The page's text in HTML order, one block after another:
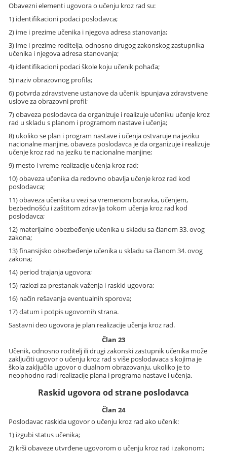
Obavezni elementi ugovora o učenju kroz rad su:
1) identifikacioni podaci poslodavca;
2) ime i prezime učenika i njegova adresa stanovanja;
3) ime i prezime roditelja, odnosno drugog zakonskog zastupnika
učenika i njegova adresa stanovanja;
4) identifikacioni podaci škole koju učenik pohađa;
5) naziv obrazovnog profila;
6) potvrda zdravstvene ustanove da učenik ispunjava zdravstvene
uslove za obrazovni profil;
7) obaveza poslodavca da organizuje i realizuje učeniku učenje kroz
rad u skladu s planom i programom nastave i učenja;
8) ukoliko se plan i program nastave i učenja ostvaruje na jeziku
nacionalne manjine, obaveza poslodavca je da organizuje i realizuje
učenje kroz rad na jeziku te nacionalne manjine;
9) mesto i vreme realizacije učenja kroz rad;
10) obaveza učenika da redovno obavlja učenje kroz rad kod
poslodavca;
11) obaveza učenika u vezi sa vremenom boravka, učenjem,
bezbednošću i zaštitom zdravlja tokom učenja kroz rad kod
poslodavca;
12) materijalno obezbeđenje učenika u skladu sa članom 33. ovog
zakona;
13) finansijsko obezbeđenje učenika u skladu sa članom 34. ovog
zakona;
14) period trajanja ugovora;
15) razlozi za prestanak važenja i raskid ugovora;
16) način rešavanja eventualnih sporova;
17) datum i potpis ugovornih strana.
Sastavni deo ugovora je plan realizacije učenja kroz rad.
Član 23
Učenik, odnosno roditelj ili drugi zakonski zastupnik učenika može
zaključiti ugovor o učenju kroz rad s više poslodavaca s kojima je
škola zaključila ugovor o dualnom obrazovanju, ukoliko je to
neophodno radi realizacije plana i programa nastave i učenja.
Raskid ugovora od strane poslodavca
Član 24
Poslodavac raskida ugovor o učenju kroz rad ako učenik:
1) izgubi status učenika;
2) krši obaveze utvrđene ugovorom o učenju kroz rad i zakonom;